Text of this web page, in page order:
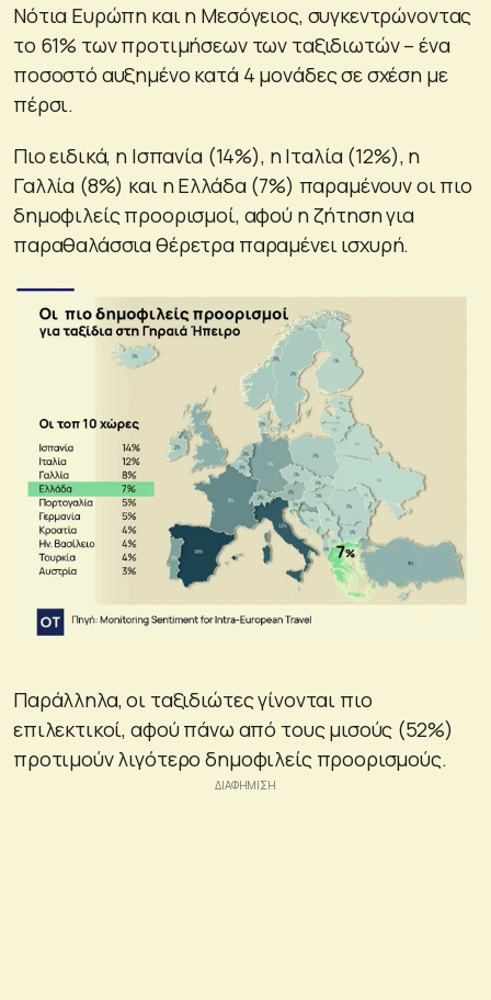
Νότια Ευρώπη και η Μεσόγειος, συγκεντρώνοντας
το 61% των προτιμήσεων των ταξιδιωτών – ένα
ποσοστό αυξημένο κατά 4 μονάδες σε σχέση με
πέρσι.
Πιο ειδικά, η Ισπανία (14%), η Ιταλία (12%), η
Γαλλία (8%) και η Ελλάδα (7%) παραμένουν οι πιο
δημοφιλείς προορισμοί, αφού η ζήτηση για
παραθαλάσσια θέρετρα παραμένει ισχυρή.
Παράλληλα, οι ταξιδιώτες γίνονται πιο
επιλεκτικοί, αφού πάνω από τους μισούς (52%)
προτιμούν λιγότερο δημοφιλείς προορισμούς.